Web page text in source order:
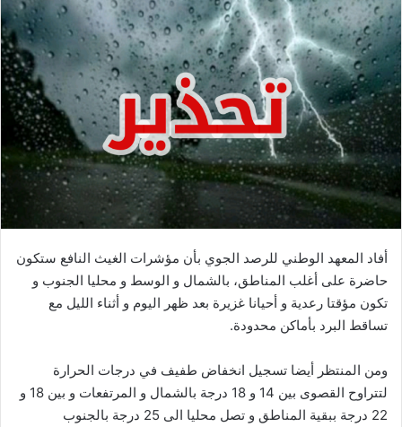
أفاد المعهد الوطني للرصد الجوي بأن مؤشرات الغيث النافع ستكون
حاضرة على أغلب المناطق، بالشمال و الوسط و محليا الجنوب و
تكون مؤقتا رعدية و أحيانا غزيرة بعد ظهر اليوم و أثناء الليل مع
تساقط البرد بأماكن محدودة.
ومن المنتظر أيضا تسجيل انخفاض طفيف في درجات الحرارة
لتتراوح القصوى بين 14 و 18 درجة بالشمال و المرتفعات و بين 18 و
22 درجة ببقية المناطق و تصل محليا الى 25 درجة بالجنوب